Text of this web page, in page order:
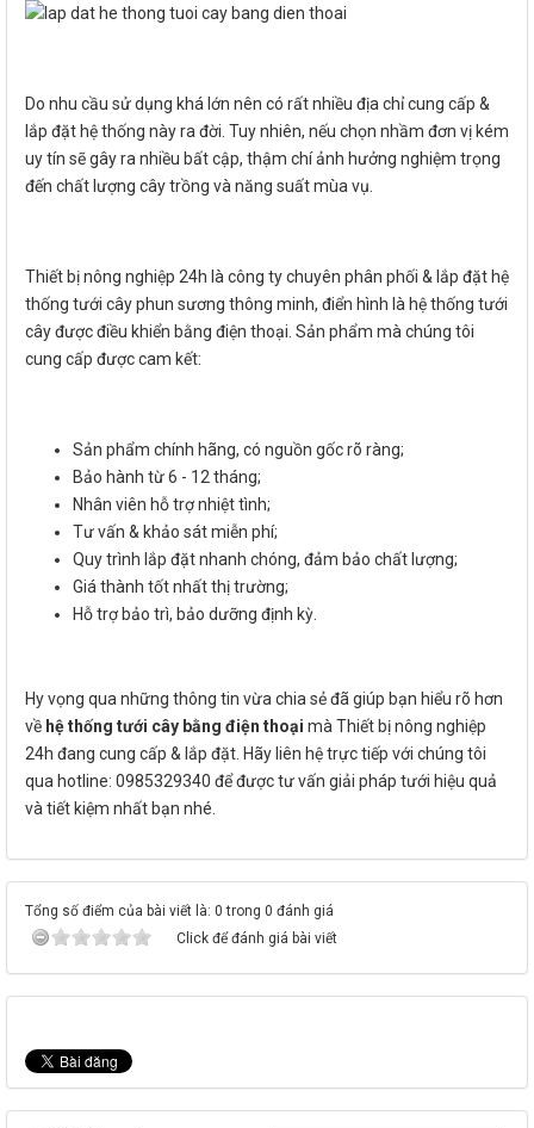
Do nhu cầu sử dụng khá lớn nên có rất nhiều địa chỉ cung cấp &
lắp đặt hệ thống này ra đời. Tuy nhiên, nếu chọn nhầm đơn vị kém
uy tín sẽ gây ra nhiều bất cập, thậm chí ảnh hưởng nghiệm trọng
đến chất lượng cây trồng và năng suất mùa vụ.
Thiết bị nông nghiệp 24h là công ty chuyên phân phối & lắp đặt hệ
thống tưới cây phun sương thông minh, điển hình là hệ thống tưới
cây được điều khiển bằng điện thoại. Sản phẩm mà chúng tôi
cung cấp được cam kết:
Sản phẩm chính hãng, có nguồn gốc rõ ràng;
Bảo hành từ 6 - 12 tháng;
Nhân viên hỗ trợ nhiệt tình;
Tư vấn & khảo sát miễn phí;
Quy trình lắp đặt nhanh chóng, đảm bảo chất lượng;
Giá thành tốt nhất thị trường;
Hỗ trợ bảo trì, bảo dưỡng định kỳ.
Hy vọng qua những thông tin vừa chia sẻ đã giúp bạn hiểu rõ hơn
về hệ thống tưới cây bằng điện thoại mà Thiết bị nông nghiệp
24h đang cung cấp & lắp đặt. Hãy liên hệ trực tiếp với chúng tôi
qua hotline: 0985329340 để được tư vấn giải pháp tưới hiệu quả
và tiết kiệm nhất bạn nhé.
Tổng số điểm của bài viết là: 0 trong 0 đánh giá
Click để đánh giá bài viết